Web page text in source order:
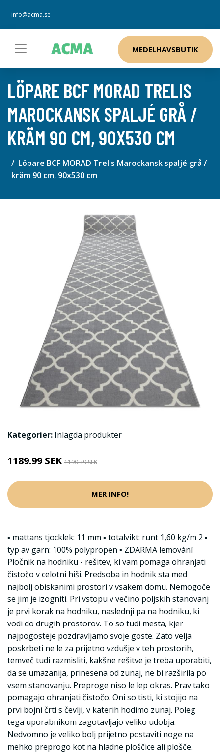
info@acma.se
MEDELHAVSBUTIK
LÖPARE BCF MORAD TRELIS
MAROCKANSK SPALJÉ GRÅ /
KRÄM 90 CM, 90X530 CM
Löpare BCF MORAD Trelis Marockansk spaljé grå /
kräm 90 cm, 90x530 cm
Kategorier: Inlagda produkter
1189.99 SEK 1190.79 SEK
MER INFO!
▪ mattans tjocklek: 11 mm ▪ totalvikt: runt 1,60 kg/m 2 ▪
typ av garn: 100% polypropen ▪ ZDARMA lemování
Pločnik na hodniku - rešitev, ki vam pomaga ohranjati
čistočo v celotni hiši. Predsoba in hodnik sta med
najbolj obiskanimi prostori v vsakem domu. Nemogoče
se jim je izogniti. Pri vstopu v večino poljskih stanovanj
je prvi korak na hodniku, naslednji pa na hodniku, ki
vodi do drugih prostorov. To so tudi mesta, kjer
najpogosteje pozdravljamo svoje goste. Zato velja
poskrbeti ne le za prijetno vzdušje v teh prostorih,
temveč tudi razmisliti, kakšne rešitve je treba uporabiti,
da se umazanija, prinesena od zunaj, ne bi razširila po
vsem stanovanju. Preproge niso le lep okras. Prav tako
pomagajo ohranjati čistočo. Oni so tisti, ki stojijo na
prvi bojni črti s čevlji, v katerih hodimo zunaj. Poleg
tega uporabnikom zagotavljajo veliko udobja.
Nedvomno je veliko bolj prijetno postaviti noge na
mehko preprogo kot na hladne ploščice ali plošče.